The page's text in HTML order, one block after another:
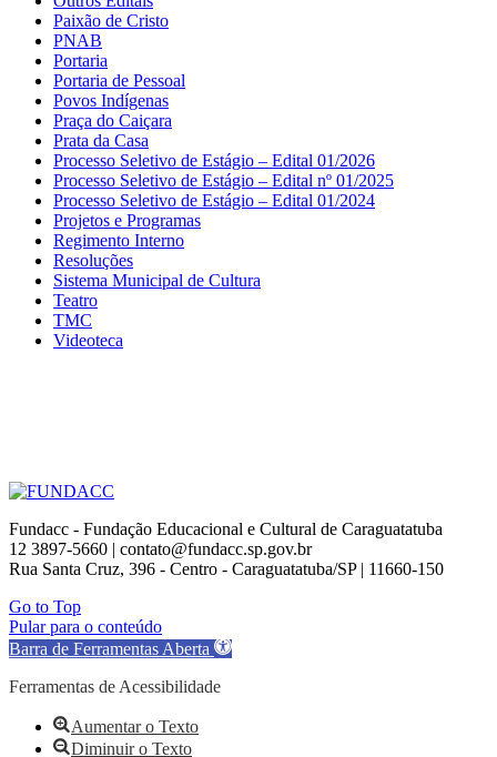
Paixão de Cristo
PNAB
Portaria
Portaria de Pessoal
Povos Indígenas
Praça do Caiçara
Prata da Casa
Processo Seletivo de Estágio – Edital 01/2026
Processo Seletivo de Estágio – Edital nº 01/2025
Processo Seletivo de Estágio – Edital 01/2024
Projetos e Programas
Regimento Interno
Resoluções
Sistema Municipal de Cultura
Teatro
TMC
Videoteca
Fundacc - Fundação Educacional e Cultural de Caraguatatuba
12 3897-5660 | contato@fundacc.sp.gov.br
Rua Santa Cruz, 396 - Centro - Caraguatatuba/SP | 11660-150
Go to Top
Pular para o conteúdo
Barra de Ferramentas Aberta
Ferramentas de Acessibilidade
Aumentar o Texto
Diminuir o Texto